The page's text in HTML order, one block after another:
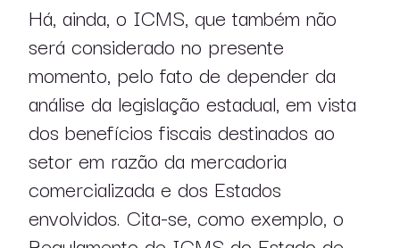
pt en
Há, ainda, o ICMS, que também não
será considerado no presente
momento, pelo fato de depender da
análise da legislação estadual, em vista
dos benefícios fiscais destinados ao
setor em razão da mercadoria
comercializada e dos Estados
envolvidos. Cita-se, como exemplo, o